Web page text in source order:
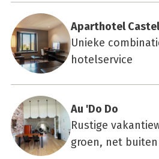
Apartho­tel
Unieke
hotelservice
Au 'Do Do
Rustige
groen, net